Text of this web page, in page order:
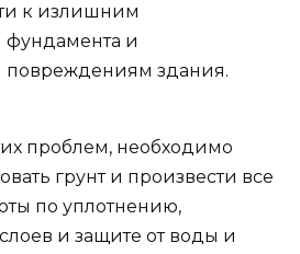
к излишним
и
здания.
проблем, необходимо
грунт и произвести все
по уплотнению,
и защите от воды и